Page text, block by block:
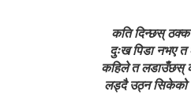
कति दिन्छस्
दुःख पिडा नभए त
कहिले त लडाउँछस्
लड्दै उठ्न सिकेको